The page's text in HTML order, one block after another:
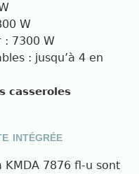
W
: 7300 W
: jusqu’à 4 en
casseroles
intégrée
KMDA 7876 fl-u sont